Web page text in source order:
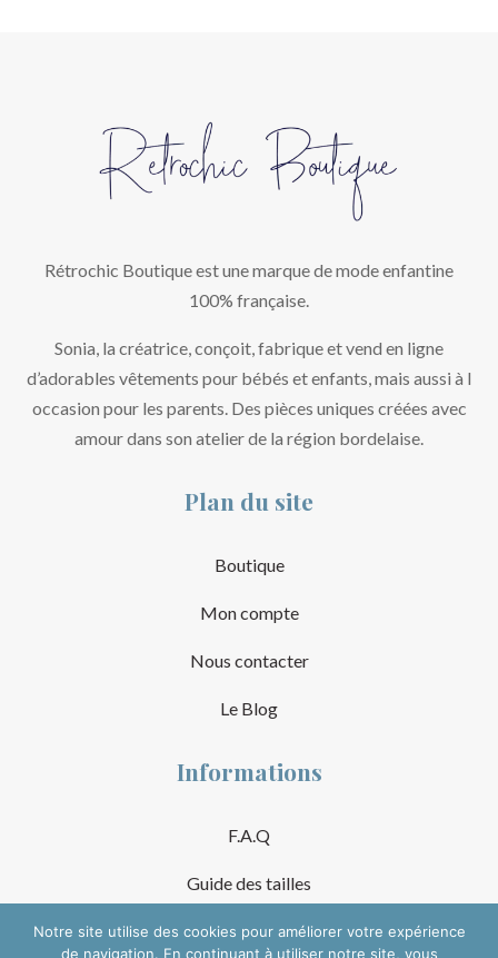
Rétrochic Boutique est une marque de mode enfantine
100% française.
Sonia, la créatrice, conçoit, fabrique et vend en ligne
d’adorables vêtements pour bébés et enfants, mais aussi à l
occasion pour les parents. Des pièces uniques créées avec
amour dans son atelier de la région bordelaise.
Plan du site
Boutique
Mon compte
Nous contacter
Le Blog
Informations
F.A.Q
Guide des tailles
Mentions Légales
Notre site utilise des cookies pour améliorer votre expérience
de navigation. En continuant à utiliser notre site, vous